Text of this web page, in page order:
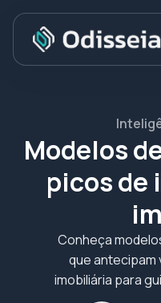
Modelos
picos de
Conheça
que antecipam
imobiliária para